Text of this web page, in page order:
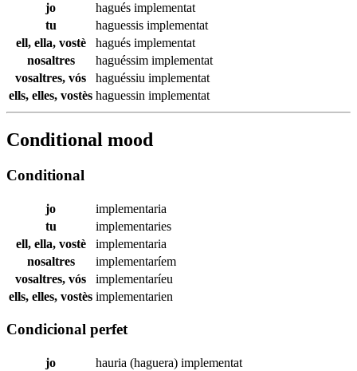
jo hagués implementat
tu
haguessis implementat
ell, ella, vostè
hagués implementat
nosaltres
haguéssim implementat
vosaltres, vós
haguéssiu implementat
ells, elles, vostès haguessin implementat
Conditional mood
Conditional
jo
implementaria
tu
implementaries
ell, ella, vostè
implementaria
nosaltres
implementaríem
vosaltres, vós
implementaríeu
ells, elles, vostès implementarien
Condicional perfet
jo hauria (haguera) implementat